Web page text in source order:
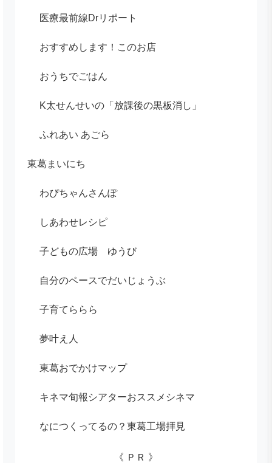
医療最前線Drリポート
おすすめします！このお店
おうちでごはん
K太せんせいの「放課後の黒板消し」
ふれあい あごら
東葛まいにち
わぴちゃんさんぽ
しあわせレシピ
子どもの広場 ゆうび
自分のペースでだいじょうぶ
子育てららら
夢叶え人
東葛おでかけマップ
キネマ旬報シアターおススメシネマ
なにつくってるの？東葛工場拝見
《 ＰＲ 》